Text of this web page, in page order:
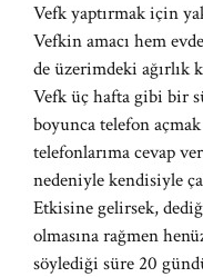
Vefk yaptırmak için
Vefkin amacı hem
de üzerimdeki ağırlık
Vefk üç hafta gibi bir
boyunca telefon
telefonlarıma cevap
nedeniyle kendisiyle
Etkisine gelirsek,
olmasına rağmen
söylediği süre 20